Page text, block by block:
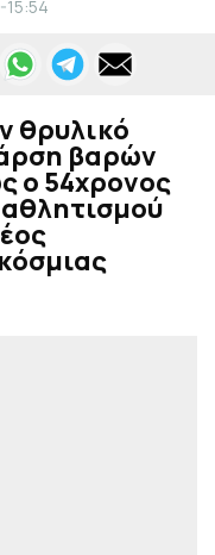
θρυλικό
βαρών
ο 54χρονος